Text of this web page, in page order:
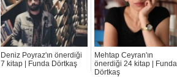
Deniz Poyraz'ın önerdiği
7 kitap | Funda Dörtkaş
Mehtap Ceyran'ın
önerdiği 24 kitap | Funda
Dörtkaş